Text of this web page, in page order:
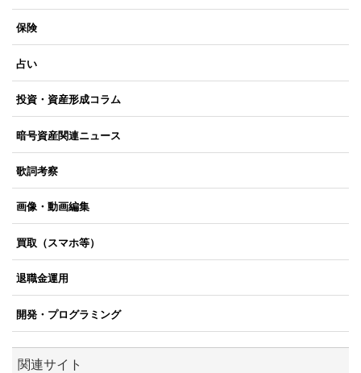
保険
占い
投資・資産形成コラム
暗号資産関連ニュース
歌詞考察
画像・動画編集
買取（スマホ等）
退職金運用
開発・プログラミング
関連サイト